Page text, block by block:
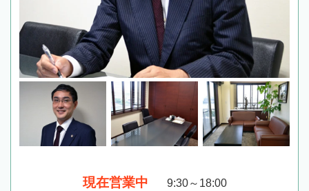
現在営業中 9:30～18:00